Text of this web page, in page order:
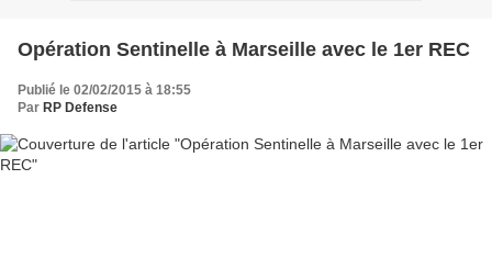
Opération Sentinelle à Marseille avec le 1er REC
Publié le 02/02/2015 à 18:55
Par RP Defense